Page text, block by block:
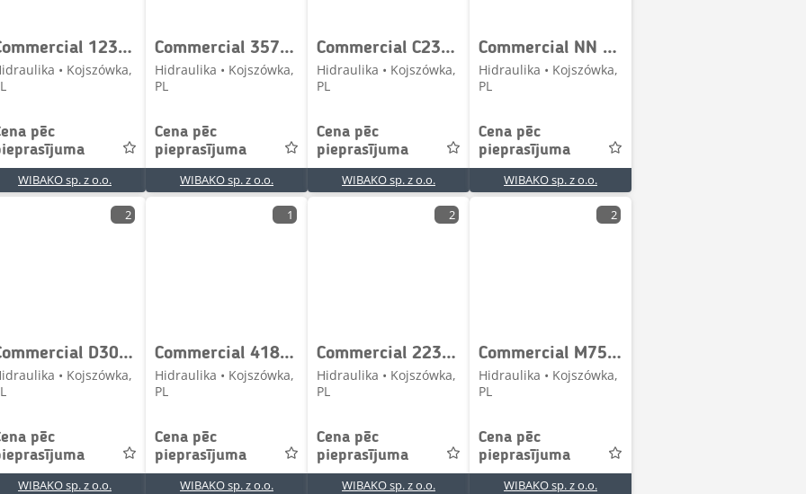
Commercial 123249539129 0/33593 Hydraulic pump / Hydraulikpum
• Kojszówka,
pēc
WIBAKO sp. z o.o.
Commercial 357-9202-219 H22-70 Distributor / Hydraulik Vertei
Hidraulika • Kojszówka,
PL
Cena pēc
pieprasījuma
WIBAKO sp. z o.o.
Commercial C230150 L1038187 Hydraulic pump / Hydraulikpumpe /
Hidraulika • Kojszówka,
PL
Cena pēc
pieprasījuma
WIBAKO sp. z o.o.
Commercial NN Hydraulic pump / Hydraulikpumpe / Pompa hydraul
Hidraulika • Kojszówka,
PL
Cena pēc
pieprasījuma
WIBAKO sp. z o.o.
2
Commercial D30PA01230 L1230216 Hydraulic pump / Hydraulikpump
• Kojszówka,
pēc
WIBAKO sp. z o.o.
1
Commercial 418470A Gear pump / Zahnpumpe / Pompa zębata
Hidraulika • Kojszówka,
PL
Cena pēc
pieprasījuma
WIBAKO sp. z o.o.
2
Commercial 223249111645006 5/08598 Gear pump / Zahnpumpe / Po
Hidraulika • Kojszówka,
PL
Cena pēc
pieprasījuma
WIBAKO sp. z o.o.
2
Commercial M75B978BI0L15-7B0L5-1 B123-4794 Hydraulic pump / H
Hidraulika • Kojszówka,
PL
Cena pēc
pieprasījuma
WIBAKO sp. z o.o.